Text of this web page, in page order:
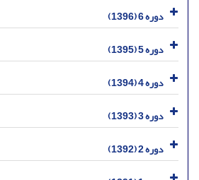
دوره 6 (1396)
دوره 5 (1395)
دوره 4 (1394)
دوره 3 (1393)
دوره 2 (1392)